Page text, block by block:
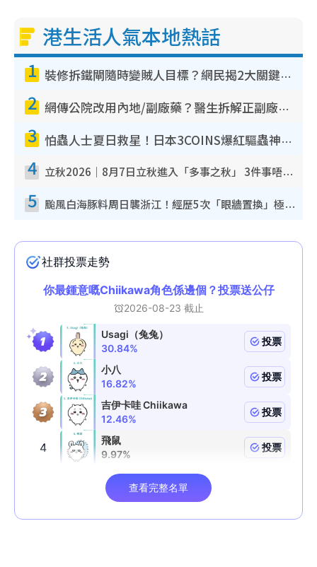
港生活人氣本地熱話
1 裝修拆鐵閘隨時變賊人目標？網民揭2大關鍵用途：裝新式等於白裝？附新舊鐵閘分別
2 網傳公院改用內地/副廠藥？醫生拆解正副廠分別 揭4類人換藥隨時出事
3 怕蟲人士夏日救星！日本3COINS爆紅驅蟲神器$45起 1招「全程免觸碰」輕鬆搞定小強
4 立秋2026｜8月7日立秋進入「多事之秋」 3件事唔做得！專家教6招開運 清枱頭／銀包納氣接好運
5 颱風白海豚料周日襲浙江！經歷5次「眼牆置換」極罕見 成登陸內地最長途颱風